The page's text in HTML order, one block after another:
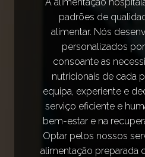
padrões de
alimentar. Nós
personalizados
consoante as
nutricionais de cada
equipa, experiente e
serviço eficiente e
bem-estar e na
Optar pelos nossos
alimentação preparada